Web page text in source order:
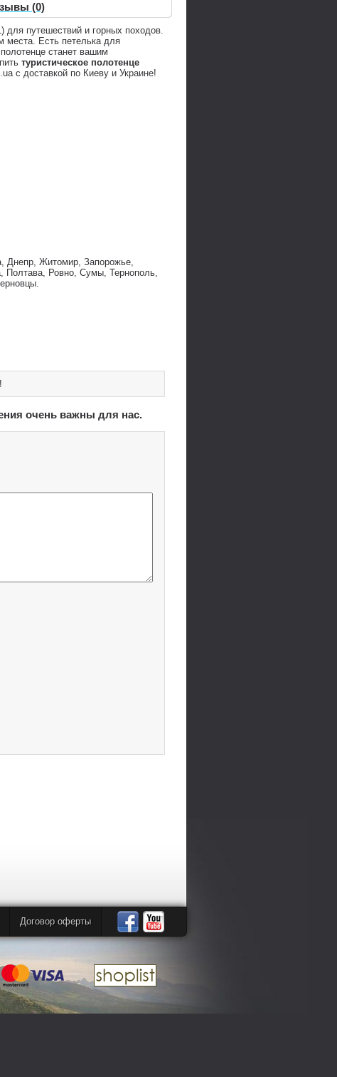
(0)
для путешествий и горных походов.
места. Есть петелька для
станет вашим
туристическое полотенце
с доставкой по Киеву и Украине!
Днепр, Житомир, Запорожье,
Полтава, Ровно, Сумы, Тернополь,
очень важны для нас.
Договор оферты
Автомандры
Автомандры